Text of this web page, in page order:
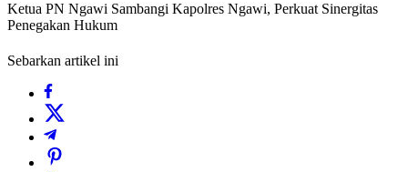
Ketua PN Ngawi Sambangi Kapolres Ngawi, Perkuat Sinergitas
Penegakan Hukum
Sebarkan artikel ini